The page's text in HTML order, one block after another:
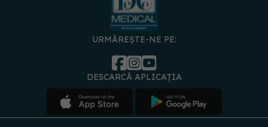
URMĂREȘTE-NE PE:
DESCARCĂ APLICAȚIA